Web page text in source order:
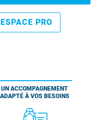
PRO
UN ACCOMPAGNEMENT
ADAPTÉ À VOS BESOINS